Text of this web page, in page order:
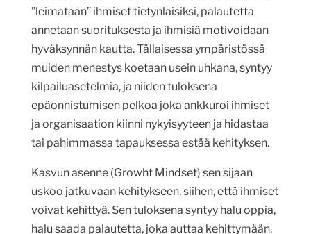
”leimataan” ihmiset tietynlaisiksi, palautetta
annetaan suorituksesta ja ihmisiä motivoidaan
hyväksynnän kautta. Tällaisessa ympäristössä
muiden menestys koetaan usein uhkana, syntyy
kilpailuasetelmia, ja niiden tuloksena
epäonnistumisen pelkoa joka ankkuroi ihmiset
ja organisaation kiinni nykyisyyteen ja hidastaa
tai pahimmassa tapauksessa estää kehityksen.
Kasvun asenne (Growht Mindset) sen sijaan
uskoo jatkuvaan kehitykseen, siihen, että ihmiset
voivat kehittyä. Sen tuloksena syntyy halu oppia,
halu saada palautetta, joka auttaa kehittymään.